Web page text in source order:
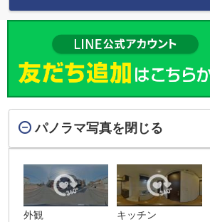
パノラマ写真を閉じる
外観 キッチン